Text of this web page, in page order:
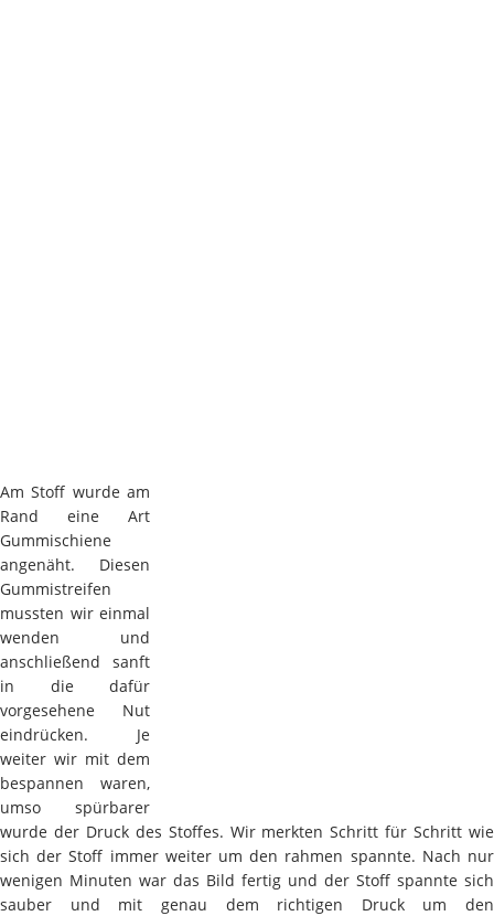
Am Stoff wurde am
Rand eine Art
Gummischiene
angenäht. Diesen
Gummistreifen
mussten wir einmal
wenden und
anschließend sanft
in die dafür
vorgesehene Nut
eindrücken. Je
weiter wir mit dem
bespannen waren,
umso spürbarer
wurde der Druck des Stoffes. Wir merkten Schritt für Schritt wie
sich der Stoff immer weiter um den rahmen spannte. Nach nur
wenigen Minuten war das Bild fertig und der Stoff spannte sich
sauber und mit genau dem richtigen Druck um den